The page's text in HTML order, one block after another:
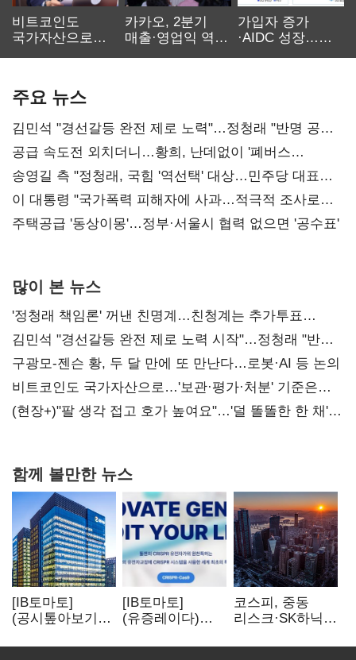
비트코인도
국가자산으로…'
카카오, 2분기
매출·영업익 역대
가입자 증가
·AIDC 성장…
주요 뉴스
김민석 "경선갈등 완전 제로 노력"…정청래 "반명 공세
사과부터"
공급 속도전 외치더니…황희, 난데없이 '폐버스
리모델링' 제안
송영길 측 "정청래, 국힘 '역선택' 대상…민주당 대표로
총선 지휘 못해"
이 대통령 "국가폭력 피해자에 사과…적극적 조사로
진실 밝혀야"
주택공급 '동상이몽'…정부·서울시 협력 없으면 '공수표'
많이 본 뉴스
'정청래 책임론' 꺼낸 친명계…친청계는 추가투표
때리기
김민석 "경선갈등 완전 제로 노력 시작"…정청래 "반명
공세 사과부터"
구광모-젠슨 황, 두 달 만에 또 만난다…로봇·AI 등 논의
비트코인도 국가자산으로…'보관·평가·처분' 기준은
숙제
(현장+)"팔 생각 접고 호가 높여요"…'덜 똘똘한 한 채'
함께 볼만한 뉴스
[IB토마토]
(공시톺아보기)
바로 매출로
[IB토마토]
(유증레이다)
3분의 1 토막…
코스피, 중동
리스크·SK하닉
뒷걸음